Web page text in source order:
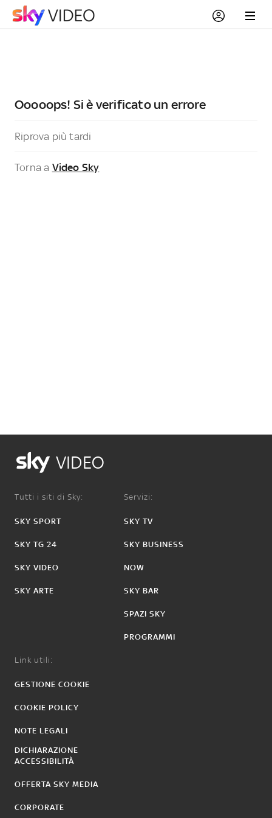
Ooooops! Si è verificato un errore
Riprova più tardi
Torna a Video Sky
VIDEO
Tutti i siti di Sky:
SKY SPORT
SKY TG 24
SKY VIDEO
SKY ARTE
Servizi:
SKY TV
SKY BUSINESS
NOW
SKY BAR
SPAZI SKY
PROGRAMMI
Link utili:
GESTIONE COOKIE
COOKIE POLICY
NOTE LEGALI
DICHIARAZIONE
ACCESSIBILITÀ
OFFERTA SKY MEDIA
CORPORATE